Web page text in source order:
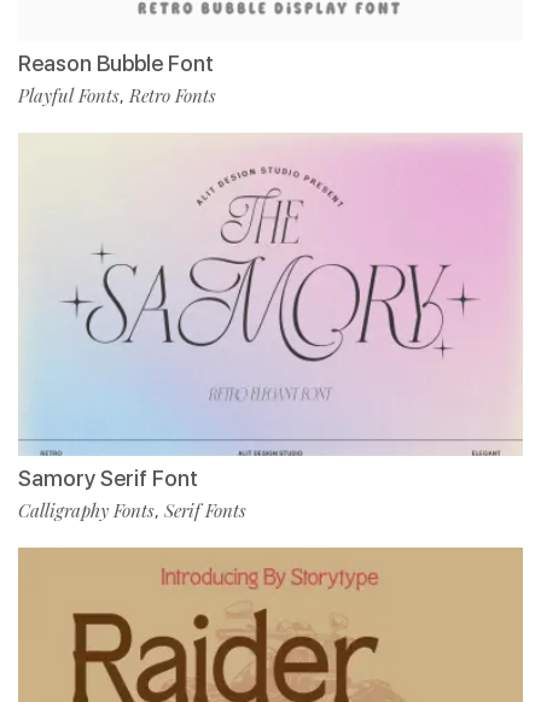
Reason Bubble Font
Playful Fonts,Retro Fonts
Samory Serif Font
Calligraphy Fonts, Serif Fonts